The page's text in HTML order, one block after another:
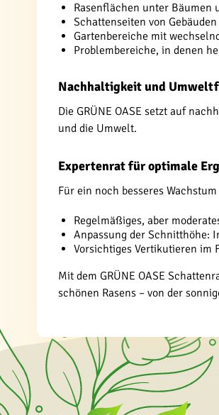
Rasenflächen unter Bäumen
Schattenseiten von
Gartenbereiche mit
Problembereiche, in denen
Nachhaltigkeit und
Die GRÜNE OASE setzt auf
und die Umwelt.
Expertenrat für optimale
Für ein noch besseres
Regelmäßiges, aber
Anpassung der Schnitthöhe:
Vorsichtiges Vertikutieren im
Mit dem GRÜNE OASE
schönen Rasens – von der